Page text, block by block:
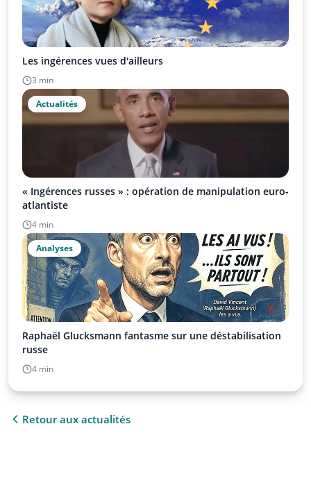
Les ingérences vues d'ailleurs
3 min
Actualités
« Ingérences russes » : opération de manipulation euro-
atlantiste
4 min
Analyses
Raphaël Glucksmann fantasme sur une déstabilisation
russe
4 min
Retour aux actualités